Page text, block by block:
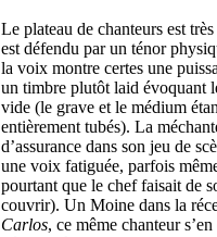
Le plateau de chanteurs est
est défendu par un ténor
la voix montre certes une
un timbre plutôt laid évoquant
vide (le grave et le médium
entièrement tubés). La
d’assurance dans son jeu de
une voix fatiguée, parfois
pourtant que le chef faisait de
couvrir). Un Moine dans la
Carlos, ce même chanteur